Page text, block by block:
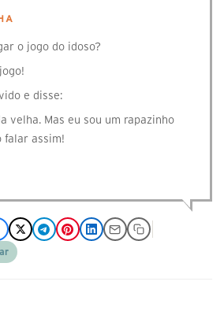
o jogo do idoso?
e disse:
velha. Mas eu sou um rapazinho
falar assim!